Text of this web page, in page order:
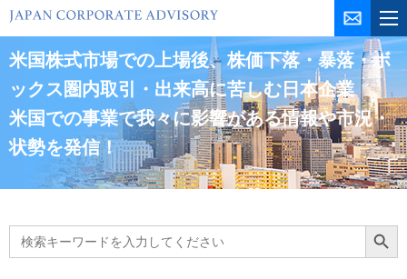
コ
テ
を
ス
米国株式市場での上場後、株価下落・暴落・ボ
ックス圏内取引・出来高に苦しむ日本企業
米国での事業で我々に影響がある情報や市況・
状勢を発信！
Search
for:
Search